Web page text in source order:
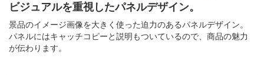
ビジュアルを重視したパネルデザイン。
景品のイメージ画像を大きく使った迫力のあるパネルデザイン。
パネルにはキャッチコピーと説明もついているので、商品の魅力
が伝わります。